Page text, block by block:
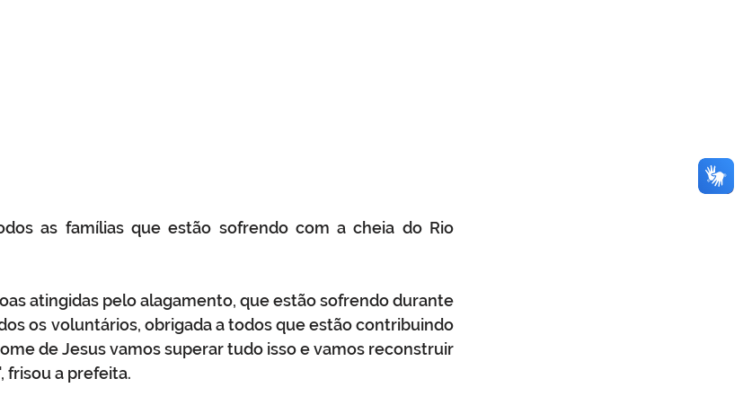
as famílias que estão sofrendo com a cheia do Rio
atingidas pelo alagamento, que estão sofrendo durante
os voluntários, obrigada a todos que estão contribuindo
de Jesus vamos superar tudo isso e vamos reconstruir
frisou a prefeita.